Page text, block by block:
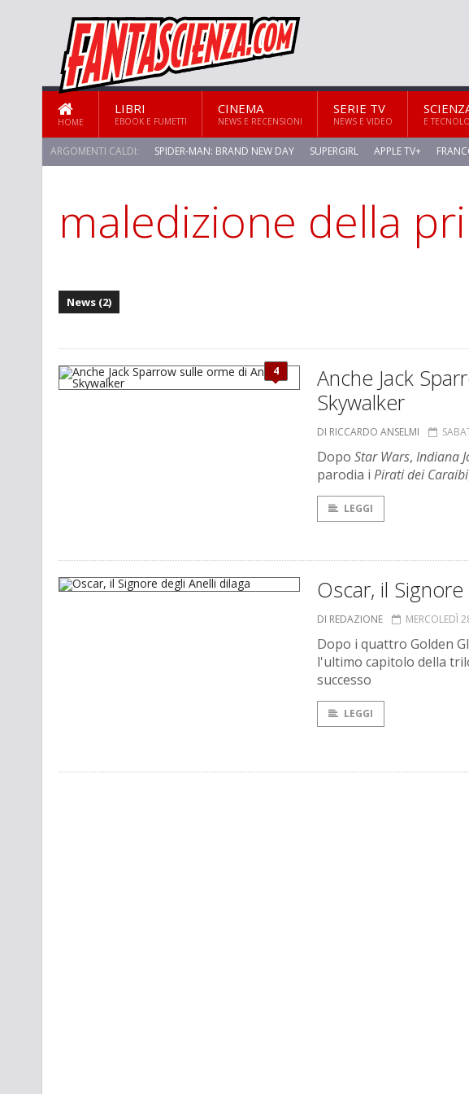
HOME
LIBRI
EBOOK E FUMETTI
CINEMA
NEWS E RECENSIONI
SERIE TV
NEWS E VIDEO E
ARGOMENTI CALDI: SPIDER-MAN: BRAND NEW DAY SUPERGIRL APPLE TV+
STAR TREK: STRANGE NEW WORLDS
maledizione della
News (2)
4
Anche Jack
Skywalker
DI RICCARDO ANSELMI
Dopo Star Wars, Indiana
parodia i Pirati dei Caraibi
LEGGI
Oscar, il
DI REDAZIONE MERCOLEDÌ
Dopo i quattro Golden
l'ultimo capitolo della
successo
LEGGI